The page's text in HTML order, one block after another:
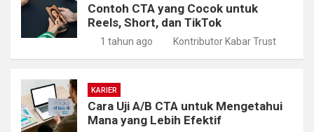
Contoh CTA yang Cocok untuk
Reels, Short, dan TikTok
1 tahun ago Kontributor Kabar Trust
KARIER
Cara Uji A/B CTA untuk Mengetahui
Mana yang Lebih Efektif